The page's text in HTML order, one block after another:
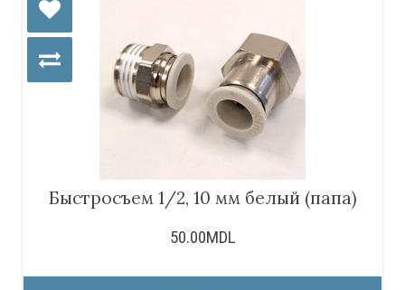
Быстросъем 1/2, 10 мм белый (папа)
50.00MDL